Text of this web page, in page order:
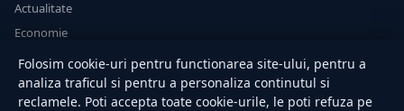
Actualitate
Economie
Sănătate
Utile
Folosim cookie-uri pentru functionarea site-ului, pentru a
analiza traficul si pentru a personaliza continutul si
reclamele. Poti accepta toate cookie-urile, le poti refuza pe